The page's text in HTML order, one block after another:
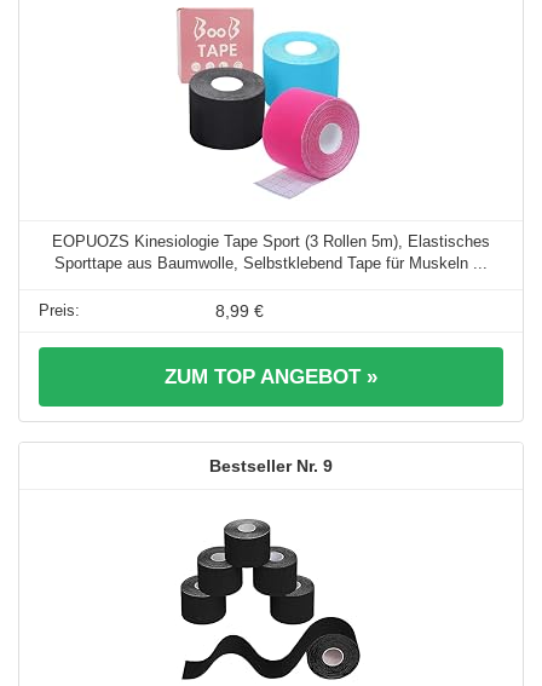
EOPUOZS Kinesiologie Tape Sport (3 Rollen 5m), Elastisches
Sporttape aus Baumwolle, Selbstklebend Tape für Muskeln ...
8,99 €
ZUM TOP ANGEBOT »
9